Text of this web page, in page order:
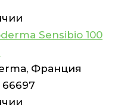
Sensibio 100
Франция
66697